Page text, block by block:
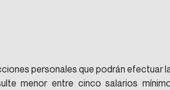
personales que podrán efectuar
menor entre cinco salarios